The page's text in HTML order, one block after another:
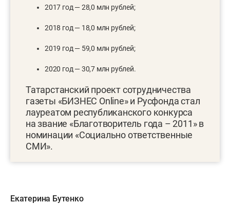
2017 год — 28,0 млн рублей;
2018 год — 18,0 млн рублей;
2019 год — 59,0 млн рублей;
2020 год — 30,7 млн рублей.
Татарстанский проект сотрудничества
газеты «БИЗНЕС Online» и Русфонда стал
лауреатом республиканского конкурса
на звание «Благотворитель года – 2011» в
номинации «Социально ответственные
СМИ».
Екатерина Бутенко